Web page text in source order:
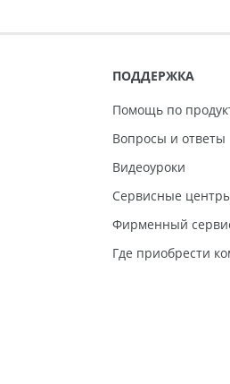
ПОДДЕРЖКА
Помощь по
Вопросы и ответы
Видеоуроки
Сервисные
Фирменный
Где приобрести